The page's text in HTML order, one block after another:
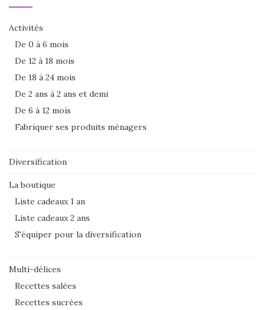
Activités
De 0 à 6 mois
De 12 à 18 mois
De 18 à 24 mois
De 2 ans à 2 ans et demi
De 6 à 12 mois
Fabriquer ses produits ménagers
Diversification
La boutique
Liste cadeaux 1 an
Liste cadeaux 2 ans
S'équiper pour la diversification
Multi-délices
Recettes salées
Recettes sucrées